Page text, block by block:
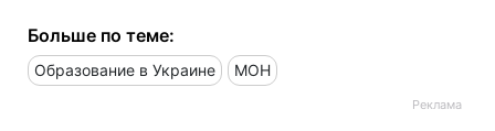
Больше по теме:
Образование в Украине МОН